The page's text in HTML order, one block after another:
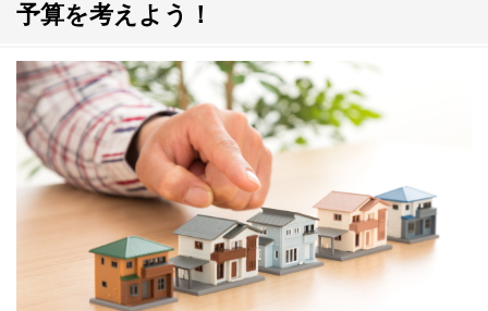
予算を考えよう！